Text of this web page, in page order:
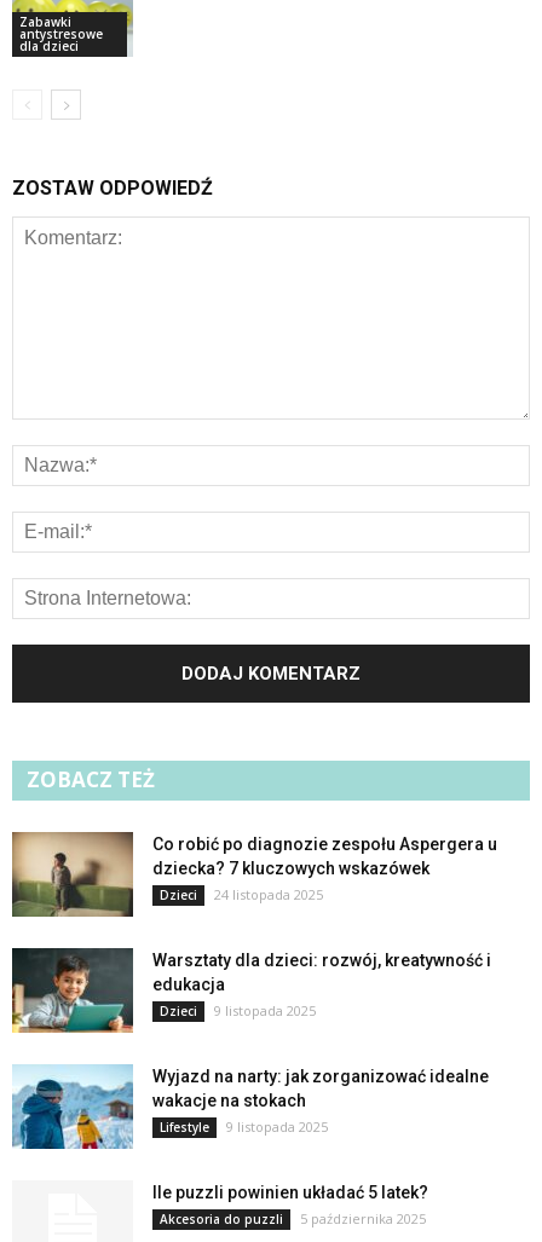
Zabawki
antystresowe
dla dzieci
ZOSTAW ODPOWIEDŹ
ZOBACZ TEŻ
Co robić po diagnozie zespołu Aspergera u
dziecka? 7 kluczowych wskazówek
Dzieci 24 listopada 2025
Warsztaty dla dzieci: rozwój, kreatywność i
edukacja
Dzieci 9 listopada 2025
Wyjazd na narty: jak zorganizować idealne
wakacje na stokach
Lifestyle 9 listopada 2025
Ile puzzli powinien układać 5 latek?
Akcesoria do puzzli 5 października 2025